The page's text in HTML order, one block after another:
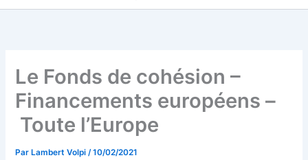
Le Fonds de cohésion –
Financements européens –
Toute l’Europe
Par Lambert Volpi/10/02/2021